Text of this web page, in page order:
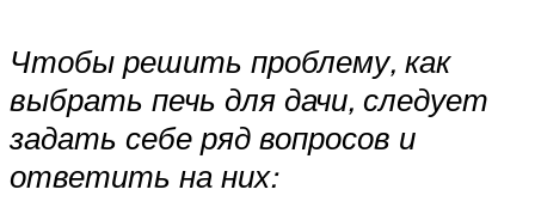
Чтобы решить проблему, как
выбрать печь для дачи, следует
задать себе ряд вопросов и
ответить на них: